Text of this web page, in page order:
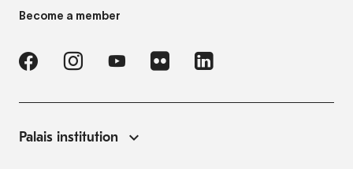
Become a member
Palais institution